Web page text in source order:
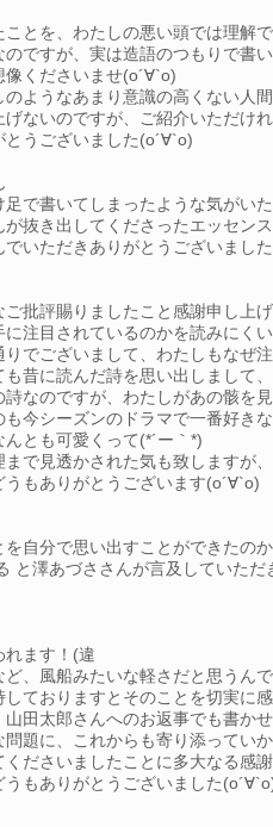
ことを、わたしの悪い頭では理解
ですが、実は造語のつもりで書
くださいませ(о´∀`о)
ようなあまり意識の高くない人
ないのですが、ご紹介いただけ
とうございました(о´∀`о)
足で書いてしまったような気がい
が抜き出してくださったエッセン
でいただきありがとうございまし
批評賜りましたこと感謝申し上
に注目されているのかを読みにくい
りでございまして、わたしもなぜ
昔に読んだ詩を思い出しまして
なのですが、わたしがあの骸を
も今シーズンのドラマで一番好き
とも可愛くって(*´ー｀*)
まで見透かされた気も致しますが
うもありがとうございます(о´∀`о)
を自分で思い出すことができたの
と澤あづささんが言及していた
れます！(違
、風船みたいな軽さだと思うんで
ておりますとそのことを切実に感
山田太郎さんへのお返事でも書か
題に、これからも寄り添ってい
くださいましたことに多大なる感
うもありがとうございました